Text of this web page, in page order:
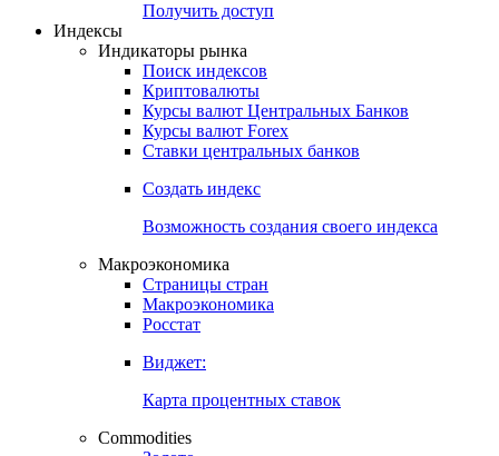
Получить доступ
Индексы
Индикаторы рынка
Поиск индексов
Криптовалюты
Курсы валют Центральных Банков
Курсы валют Forex
Ставки центральных банков
Создать индекс
Возможность создания своего индекса
Макроэкономика
Страницы стран
Макроэкономика
Росстат
Виджет:
Карта процентных ставок
Commodities